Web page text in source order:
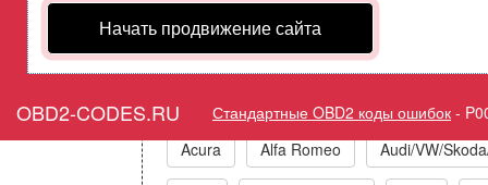
Начать продвижение сайта
OBD2-CODES.RU Стандартные OBD2 коды ошибок -
Acura Alfa Romeo Audi/VW/